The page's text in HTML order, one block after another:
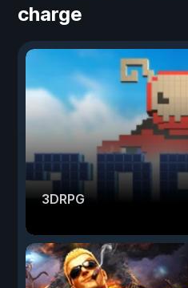
charge
3DRPG